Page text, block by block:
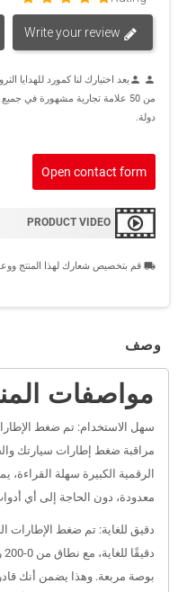
person
person يعد اختيارك لنا كمورد للهدايا
دولة.
Open contact form
PRODUCT VIDEO
local_shipping قم بتخصيص شعارك لهذا المنتج ووعد
وصف
مواصفات
سهل الاستخدام: تم ضغط
مراقبة ضغط إطارات سيارتك
الرقمية الكبيرة سهلة
معدودة، دون الحاجة إلى أي
دقيق للغاية: تم ضغط الإطارات
بوصة مربعة. وهذا يضمن أنك